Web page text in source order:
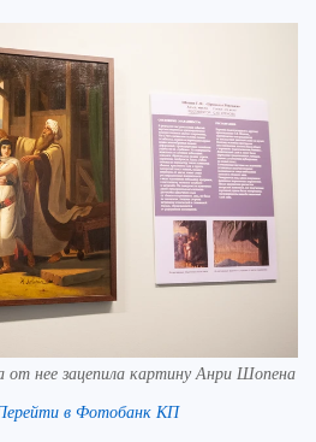
от нее зацепила картину Анри Шопена
в Фотобанк КП